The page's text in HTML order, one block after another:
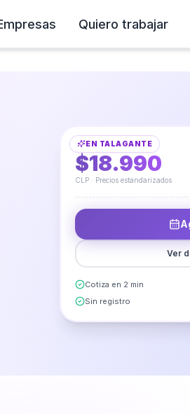
Quiero trabajar
EN TALAGANTE
DESDE
$18.990
CLP · Precios estandarizados
Ver
Cotiza en 2 min
Sin registro